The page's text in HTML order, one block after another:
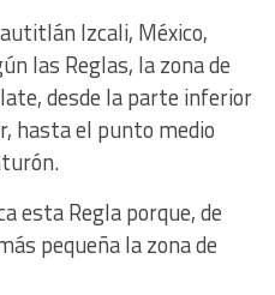
Izcali, México,
las Reglas, la zona de
desde la parte inferior
hasta el punto medio
esta Regla porque, de
pequeña la zona de